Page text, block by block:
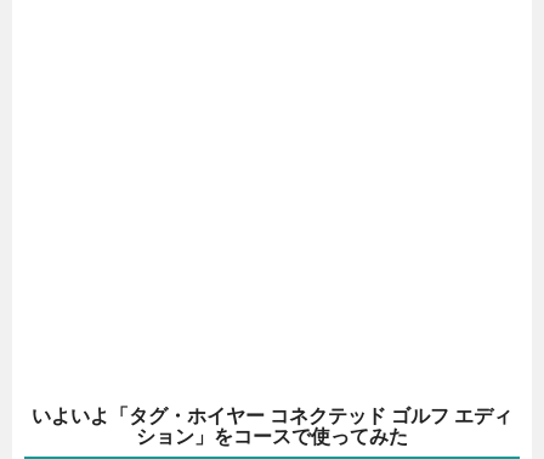
いよいよ「タグ・ホイヤー コネクテッド ゴルフ エディ
ション」をコースで使ってみた